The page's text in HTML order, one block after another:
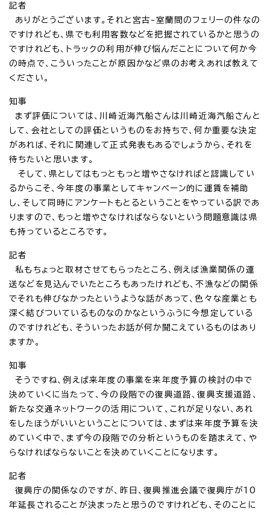
記者
ありがとうございます。それと宮古-室蘭間のフェリーの件なの
ですけれども、県でも利用客数などを把握されているかと思うの
ですけれども、トラックの利用が伸び悩んだことについて何か今
の時点で、こういったことが原因かなど県のお考えあれば教えて
ください。
知事
まず評価については、川崎近海汽船さんは川崎近海汽船さんと
して、会社としての評価というものをお持ちで、何か重要な決定
があれば、それに関連して正式発表もあるでしょうから、それを
待ちたいと思います。
そして、県としてはもっともっと増やさなければと認識してい
るからこそ、今年度の事業としてキャンペーン的に運賃を補助
し、そして同時にアンケートもとるということをやっている訳であ
りますので、もっと増やさなければならないという問題意識は県
も持っているところです。
記者
私もちょっと取材させてもらったところ、例えば漁業関係の運
送などを見込んでいたところもあったけれども、不漁などの関係
でそれも伸びなかったというような話があって、色々な産業とも
深く結びついているものなのかなというふうに今想定している
のですけれども、そういったお話が何か聞こえているものはあり
ますか。
知事
そうですね、例えば来年度の事業を来年度予算の検討の中で
決めていくに当たって、今の段階での復興道路、復興支援道路、
新たな交通ネットワークの活用について、これが足りない、あれ
をしたほうがいいということについては、まずは来年度予算を決
めていく中で、まず今の段階での分析というものを踏まえて、や
らなければならないことを決めていくことになります。
記者
復興庁の関係なのですが、昨日、復興推進会議で復興庁が10
年延長されることが決まったと思うのですけれども、そのことに